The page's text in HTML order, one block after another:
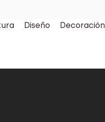
Diseño Decoración